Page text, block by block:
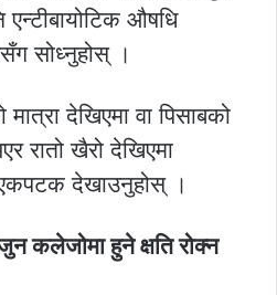
औषधि
सोध्नुहोस् ।
देखिएमा वा पिसाबको
रातो खैरो देखिएमा
एकपटक देखाउनुहोस् ।
कलेजोमा हुने क्षति रोक्न